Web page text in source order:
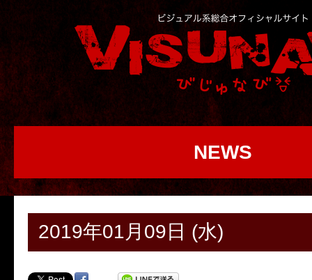
NEWS
2019年01月09日 (水)